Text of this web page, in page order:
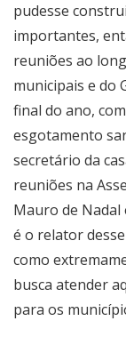
pudesse
importantes,
reuniões ao
municipais e do
final do ano,
esgotamento
secretário da
reuniões na
Mauro de Nadal
é o relator
como
busca atender
para os